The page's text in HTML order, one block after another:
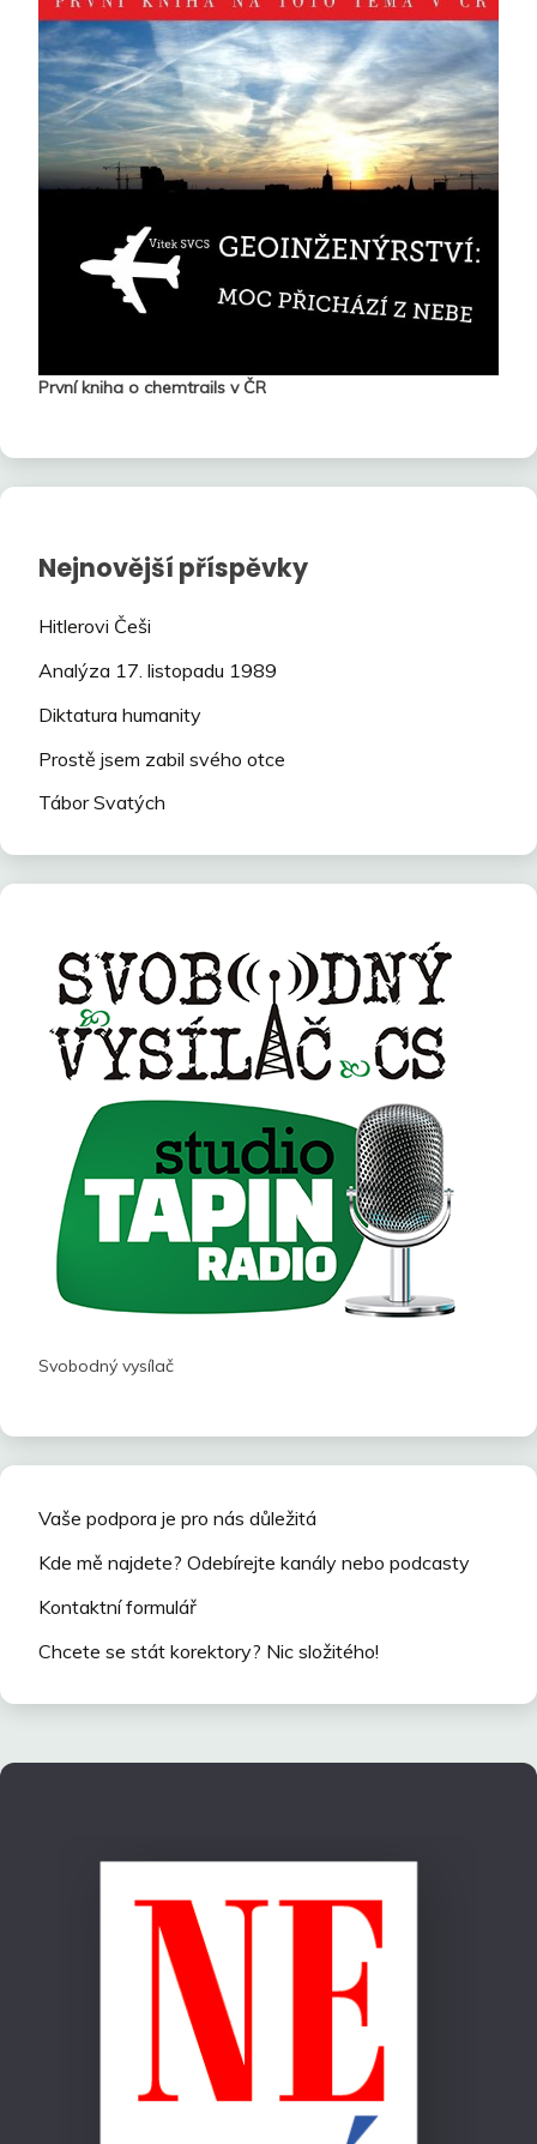
První kniha o chemtrails v ČR
Nejnovější příspěvky
Hitlerovi Češi
Analýza 17. listopadu 1989
Diktatura humanity
Prostě jsem zabil svého otce
Tábor Svatých
Svobodný vysílač
Vaše podpora je pro nás důležitá
Kde mě najdete? Odebírejte kanály nebo podcasty
Kontaktní formulář
Chcete se stát korektory? Nic složitého!